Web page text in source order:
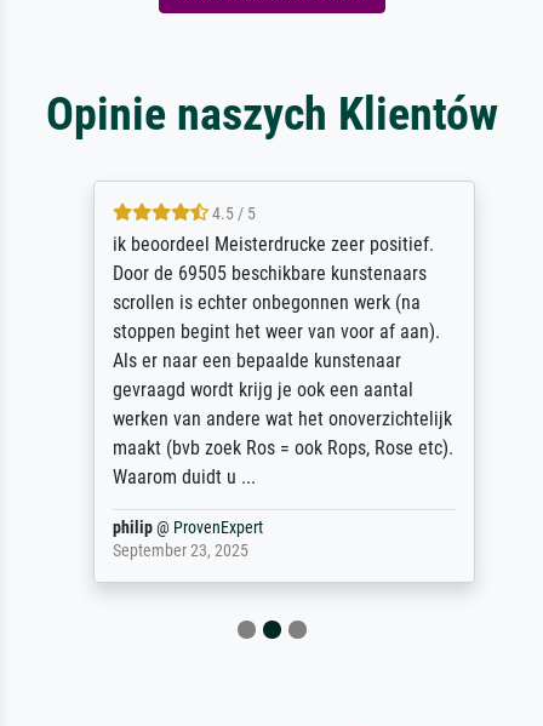
Opinie naszych Klientów
4.5 / 5
ik beoordeel Meisterdrucke zeer positief.
Door de 69505 beschikbare kunstenaars
scrollen is echter onbegonnen werk (na
stoppen begint het weer van voor af aan).
Als er naar een bepaalde kunstenaar
gevraagd wordt krijg je ook een aantal
werken van andere wat het onoverzichtelijk
maakt (bvb zoek Ros = ook Rops, Rose etc).
Waarom duidt u ...
philip@ProvenExpert
September 23, 2025